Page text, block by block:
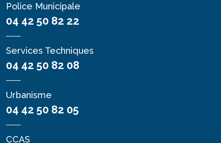
Police Municipale
04 42 50 82 22
Services Techniques
04 42 50 82 08
Urbanisme
04 42 50 82 05
CCAS